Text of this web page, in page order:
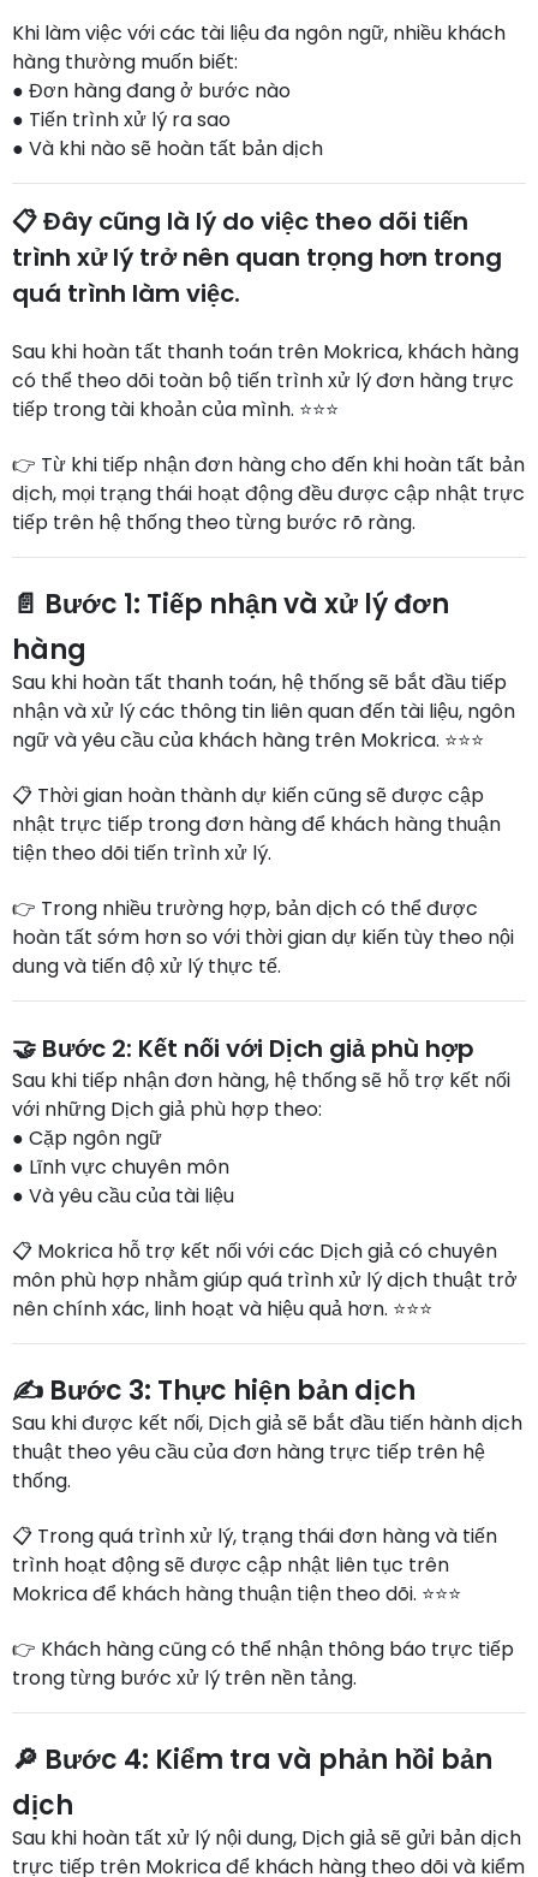
Khi làm việc với các tài liệu đa ngôn ngữ, nhiều khách
hàng thường muốn biết:
● Đơn hàng đang ở bước nào
● Tiến trình xử lý ra sao
● Và khi nào sẽ hoàn tất bản dịch
📋 Đây cũng là lý do việc theo dõi tiến
trình xử lý trở nên quan trọng hơn trong
quá trình làm việc.
Sau khi hoàn tất thanh toán trên Mokrica, khách hàng
có thể theo dõi toàn bộ tiến trình xử lý đơn hàng trực
tiếp trong tài khoản của mình. ⭐⭐⭐
👉 Từ khi tiếp nhận đơn hàng cho đến khi hoàn tất bản
dịch, mọi trạng thái hoạt động đều được cập nhật trực
tiếp trên hệ thống theo từng bước rõ ràng.
📄 Bước 1: Tiếp nhận và xử lý đơn
hàng
Sau khi hoàn tất thanh toán, hệ thống sẽ bắt đầu tiếp
nhận và xử lý các thông tin liên quan đến tài liệu, ngôn
ngữ và yêu cầu của khách hàng trên Mokrica. ⭐⭐⭐
📋 Thời gian hoàn thành dự kiến cũng sẽ được cập
nhật trực tiếp trong đơn hàng để khách hàng thuận
tiện theo dõi tiến trình xử lý.
👉 Trong nhiều trường hợp, bản dịch có thể được
hoàn tất sớm hơn so với thời gian dự kiến tùy theo nội
dung và tiến độ xử lý thực tế.
🤝 Bước 2: Kết nối với Dịch giả phù hợp
Sau khi tiếp nhận đơn hàng, hệ thống sẽ hỗ trợ kết nối
với những Dịch giả phù hợp theo:
● Cặp ngôn ngữ
● Lĩnh vực chuyên môn
● Và yêu cầu của tài liệu
📋 Mokrica hỗ trợ kết nối với các Dịch giả có chuyên
môn phù hợp nhằm giúp quá trình xử lý dịch thuật trở
nên chính xác, linh hoạt và hiệu quả hơn. ⭐⭐⭐
✍️ Bước 3: Thực hiện bản dịch
Sau khi được kết nối, Dịch giả sẽ bắt đầu tiến hành dịch
thuật theo yêu cầu của đơn hàng trực tiếp trên hệ
thống.
📋 Trong quá trình xử lý, trạng thái đơn hàng và tiến
trình hoạt động sẽ được cập nhật liên tục trên
Mokrica để khách hàng thuận tiện theo dõi. ⭐⭐⭐
👉 Khách hàng cũng có thể nhận thông báo trực tiếp
trong từng bước xử lý trên nền tảng.
🔎 Bước 4: Kiểm tra và phản hồi bản
dịch
Sau khi hoàn tất xử lý nội dung, Dịch giả sẽ gửi bản dịch
trực tiếp trên Mokrica để khách hàng theo dõi và kiểm